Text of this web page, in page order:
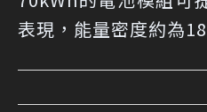
表現，能量密度約為